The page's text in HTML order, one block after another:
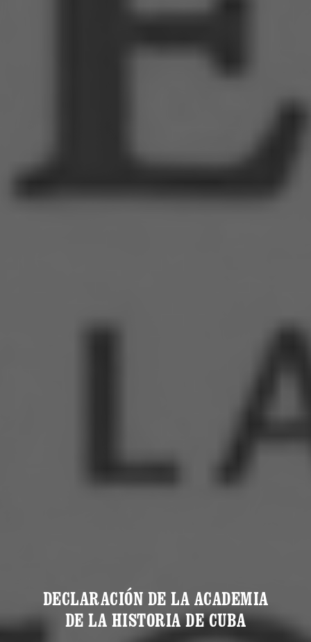
DECLARACIÓN DE LA ACADEMIA
DE LA HISTORIA DE CUBA